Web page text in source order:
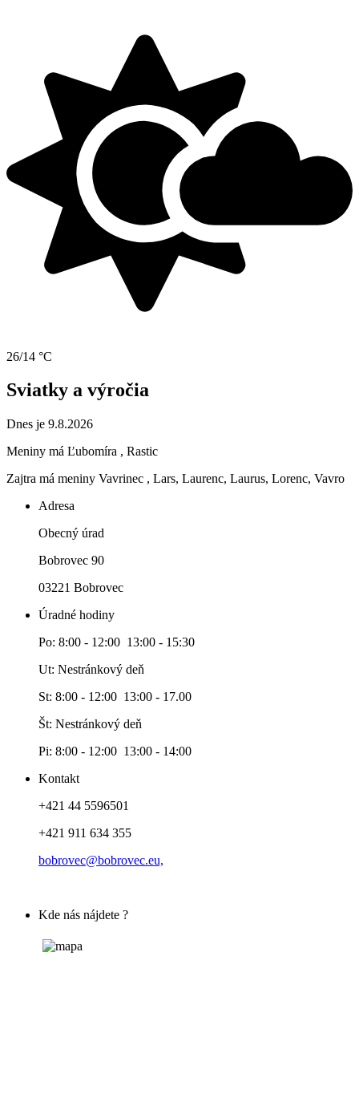
26/14 °C
Sviatky a výročia
Dnes je 9.8.2026
Meniny má Ľubomíra , Rastic
Zajtra má meniny Vavrinec , Lars, Laurenc, Laurus, Lorenc, Vavro
Adresa
Obecný úrad
Bobrovec 90
03221 Bobrovec
Úradné hodiny
Po: 8:00 - 12:00 13:00 - 15:30
Ut: Nestránkový deň
St: 8:00 - 12:00 13:00 - 17.00
Št: Nestránkový deň
Pi: 8:00 - 12:00 13:00 - 14:00
Kontakt
+421 44 5596501
+421 911 634 355
bobrovec@bobrovec.eu,
Kde nás nájdete ?